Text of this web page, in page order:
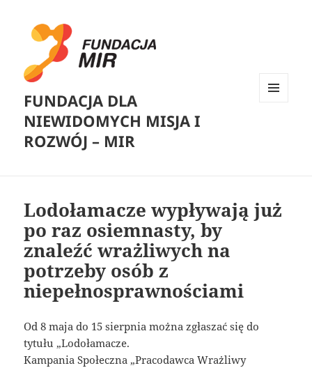
FUNDACJA DLA
NIEWIDOMYCH MISJA I
ROZWÓJ – MIR
Lodołamacze wypływają już
po raz osiemnasty, by
znaleźć wrażliwych na
potrzeby osób z
niepełnosprawnościami
Od 8 maja do 15 sierpnia można zgłaszać się do
tytułu „Lodołamacze.
Kampania Społeczna „Pracodawca Wrażliwy